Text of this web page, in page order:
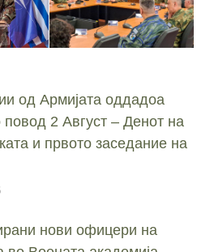
од Армијата оддадоа
повод 2 Август – Денот на
и првото заседание на
нови офицери на